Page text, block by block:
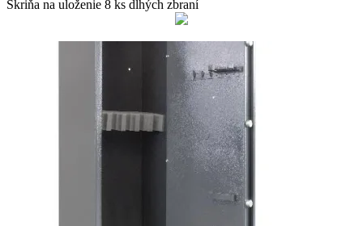
Skriňa na uloženie 8 ks dlhých zbraní